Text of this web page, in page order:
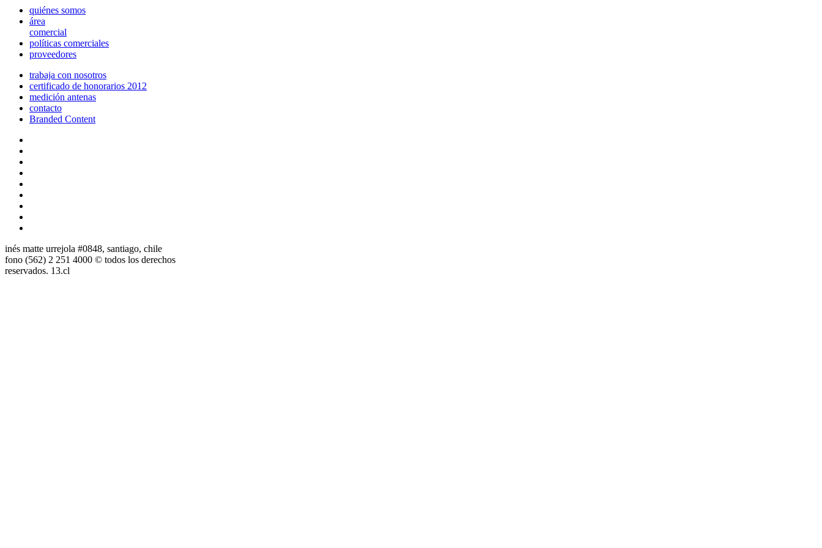
quiénes somos
área
comercial
políticas comerciales
proveedores
trabaja con nosotros
certificado de honorarios 2012
medición antenas
contacto
Branded Content
inés matte urrejola #0848, santiago, chile
fono (562) 2 251 4000 © todos los derechos
reservados. 13.cl